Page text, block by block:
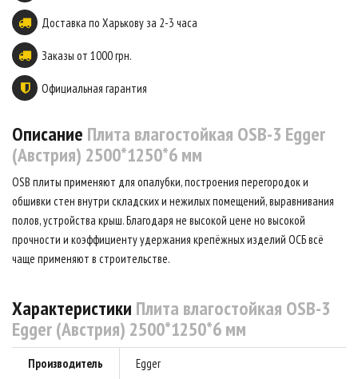
Доставка по Харькову за 2-3 часа
Заказы от 1000 грн.
Официальная гарантия
Описание Плита влагостойкая OSB-3 Egger
(Австрия) 2500*1250*6 мм
OSB плиты применяют для опалубки, построения перегородок и
обшивки стен внутри складских и нежилых помещений, выравнивания
полов, устройства крыш. Благодаря не высокой цене но высокой
прочности и коэффициенту удержания крепёжных изделий ОСБ всё
чаще применяют в строительстве.
Характеристики Плита влагостойкая OSB-3
Egger (Австрия) 2500*1250*6 мм
Производитель Egger